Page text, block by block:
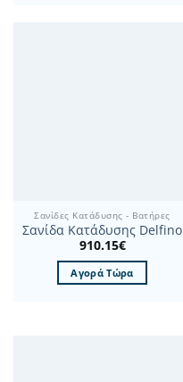
Σανίδες Κατάδυσης - Βατήρες
Σανίδα Κατάδυσης Delfino
910.15€
Αγορά Τώρα